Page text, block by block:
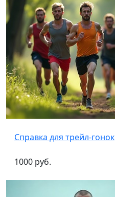
Справка для трейл-гонок
1000 руб.